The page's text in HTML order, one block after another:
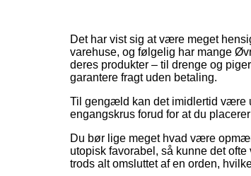
Det har vist sig at være meget
varehuse, og følgelig har mange
deres produkter – til drenge og
garantere fragt uden betaling.
Til gengæld kan det imidlertid være
engangskrus forud for at du
Du bør lige meget hvad være
utopisk favorabel, så kunne det
trods alt omsluttet af en orden,